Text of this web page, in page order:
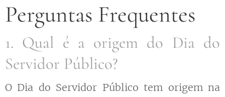
Perguntas Frequentes
1. Qual é a origem do Dia do
Servidor Público?
O Dia do Servidor Público tem origem na